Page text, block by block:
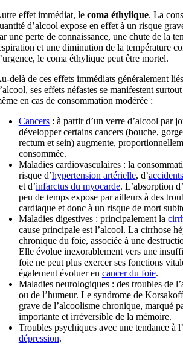
effet immédiat, le coma éthylique. La
d’alcool expose en effet à un risque
une perte de connaissance, une chute de la
et une diminution de la température
le coma éthylique peut être mortel.
delà de ces effets immédiats généralement
ses effets néfastes se manifestent
en cas de consommation modérée :
Cancers: à partir d’un verre d’alcool par
développer certains cancers (bouche,
rectum et sein) augmente,
consommée.
Maladies cardiovasculaires : la
risque d’hypertension artérielle, d’
et d’infarctus du myocarde. L’absorption
peu de temps expose par ailleurs à des
cardiaque et donc à un risque de mort
Maladies digestives : principalement la
cause principale est l’alcool. La cirrhose
chronique du foie, associée à une
Elle évolue inexorablement vers une
foie ne peut plus exercer ses fonctions
également évoluer en cancer du foie.
Maladies neurologiques : des troubles de
ou de l’humeur. Le syndrome de
grave de l’alcoolisme chronique, marqué
importante et irréversible de la mémoire.
Troubles psychiques avec une tendance à
dépression.